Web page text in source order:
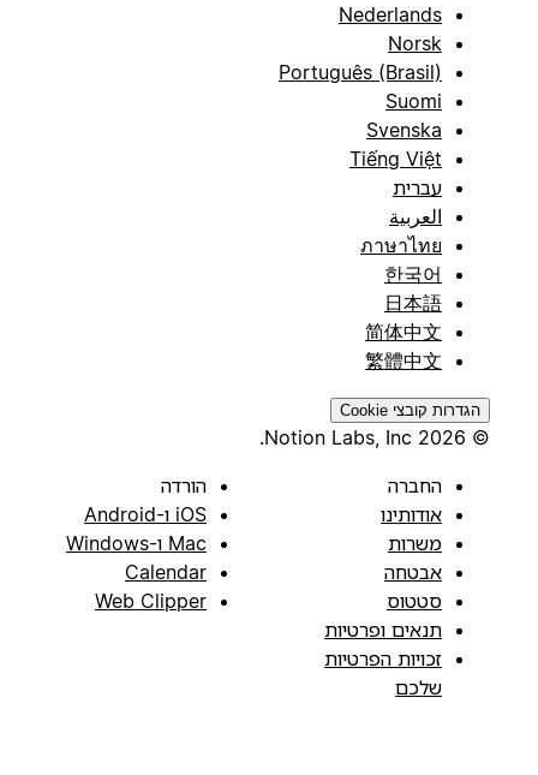
Nederlands
Norsk
Português (Brasil)
Suomi
Svenska
Tiếng Việt
עברית
العربية
ภาษาไทย
한국어
日本語
简体中文
繁體中文
הגדרות קובצי Cookie
© 2026 Notion Labs, Inc.
החברה
אודותינו
משרות
אבטחה
סטטוס
תנאים ופרטיות
זכויות הפרטיות
שלכם
הורדה
iOS ו-Android
Mac ו-Windows
Calendar
Web Clipper